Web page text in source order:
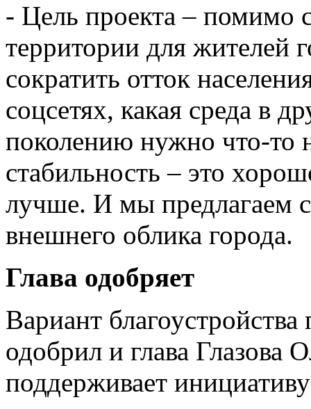
- Цель проекта – помимо
территории для жителей
сократить отток
соцсетях, какая среда в
поколению нужно что-то
стабильность – это
лучше. И мы предлагаем
внешнего облика города.
Глава одобряет
Вариант
одобрил и глава Глазова
поддерживает